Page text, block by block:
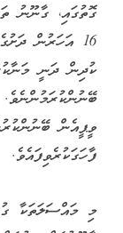
ގޮތުގައި،
ކުދިން ދަނީ
ވީޕީއެން
ފާހަގަކުރެވިފައެވެ.
މި މައްސަލަތަކާ